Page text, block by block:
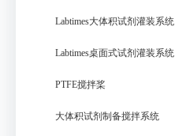
Labtimes大体积试剂灌装系统
Labtimes桌面式试剂灌装系统
PTFE搅拌桨
大体积试剂制备搅拌系统